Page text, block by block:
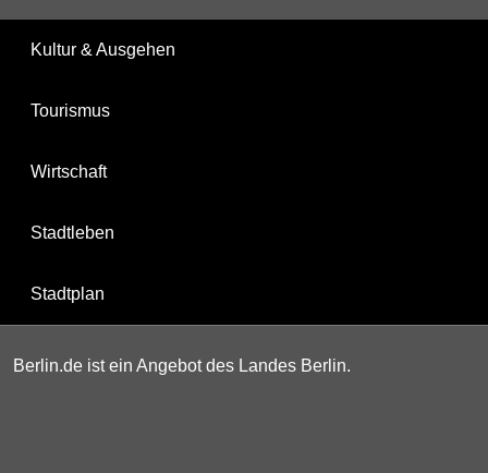
Kultur & Ausgehen
Tourismus
Wirtschaft
Stadtleben
Stadtplan
Berlin.de ist ein Angebot des Landes Berlin.